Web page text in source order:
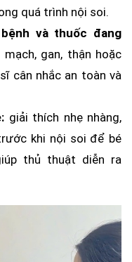
quá trình nội soi.
và thuốc đang
gan, thận hoặc
cân nhắc an toàn và
giải thích nhẹ nhàng,
khi nội soi để bé
thủ thuật diễn ra